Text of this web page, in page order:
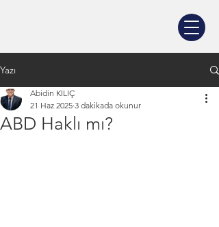
Yazı
ABD Haklı mı?
Abidin KILIÇ
21 Haz 2025 3 dakikada okunur